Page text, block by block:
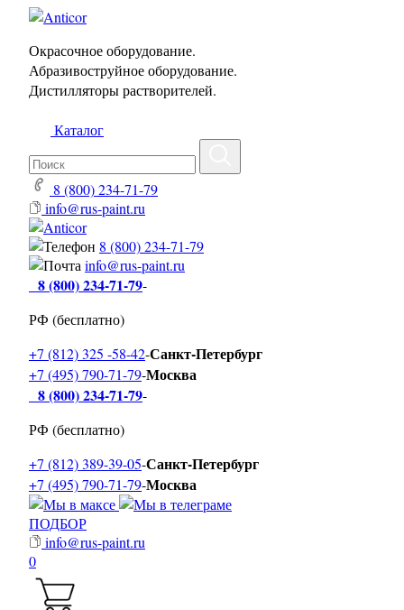
Окрасочное оборудование.
Абразивоструйное оборудование.
Дистилляторы растворителей.
Каталог
8 (800) 234-71-79
info@rus-paint.ru
8 (800) 234-71-79
info@rus-paint.ru
8 (800) 234-71-79-
РФ (бесплатно)
+7 (812) 325 -58-42-Санкт-Петербург
+7 (495) 790-71-79-Москва
8 (800) 234-71-79-
РФ (бесплатно)
+7 (812) 389-39-05-Санкт-Петербург
+7 (495) 790-71-79-Москва
ПОДБОР
info@rus-paint.ru
0